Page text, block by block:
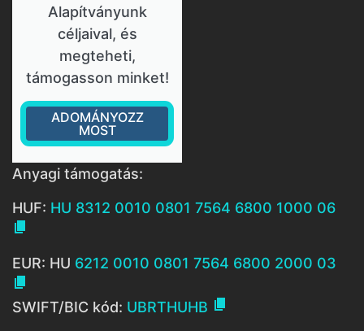
Alapítványunk
céljaival, és
megteheti,
támogasson minket!
ADOMÁNYOZZ
MOST
Anyagi támogatás:
HUF: HU 8312 0010 0801 7564 6800 1000 06

EUR: HU 6212 0010 0801 7564 6800 2000 03

SWIFT/BIC kód: UBRTHUHB 